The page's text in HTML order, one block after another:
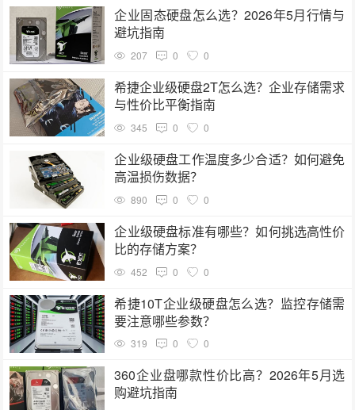
企业固态硬盘怎么选？2026年5月行情与
避坑指南
207 0 0
希捷企业级硬盘2T怎么选？企业存储需求
与性价比平衡指南
345 0 0
企业级硬盘工作温度多少合适？如何避免
高温损伤数据？
890 0 0
企业级硬盘标准有哪些？如何挑选高性价
比的存储方案？
452 0 0
希捷10T企业级硬盘怎么选？监控存储需
要注意哪些参数？
319 0 0
360企业盘哪款性价比高？2026年5月选
购避坑指南